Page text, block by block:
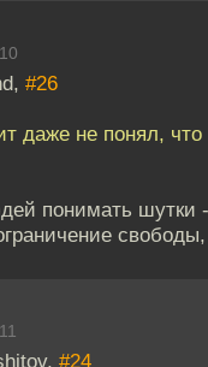
#26
даже не понял,
понимать шутки
#24